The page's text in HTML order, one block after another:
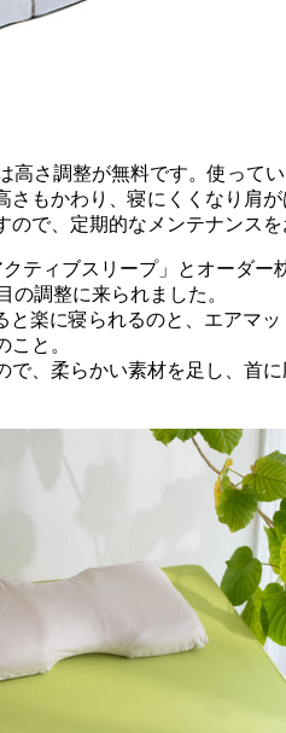
さ調整が無料です。使って
もかわり、寝にくくなり肩が
で、定期的なメンテナンスを
ティブスリープ」とオーダー
調整に来られました。
楽に寝られるのと、エアマ
と。
、柔らかい素材を足し、首